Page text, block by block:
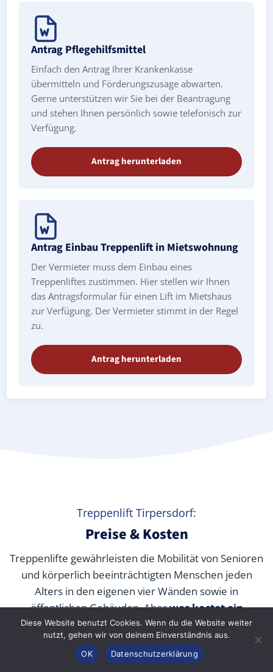
Antrag Pflegehilfsmittel
Einfach den Antrag Ihrer Krankenkasse
übermitteln und Förderungszusage abwarten.
Gerne unterstützen wir Sie bei der Beantragung
und stehen Ihnen persönlich sowie telefonisch zur
Verfügung.
Antrag herunterladen
Antrag Einbau Treppenlift in Mietswohnung
Der Vermieter muss dem Einbau eines
Treppenliftes zustimmen. Hier stellen wir Ihnen
das Antragsformular für einen Lift im Mietshaus
zur Verfügung. Der Vermieter stimmt in der Regel
zu.
Antrag herunterladen
Treppenlift Tirpersdorf:
Preise & Kosten
Treppenlifte gewährleisten die Mobilität von Senioren
und körperlich beeinträchtigten Menschen jeden
Alters in den eigenen vier Wänden sowie in
öffentlichen Gebäuden. Aberwas kostet ein
Treppenlift wirklich? Wir verraten Ihnen die
durchschnittlichen Preise unserer Fachpartner je nach
Modell und wie Sie die Kosten durch Zuschüsse,
Konfigurator
Diese Website benutzt Cookies. Wenn du die Website weiter
nutzt, gehen wir von deinem Einverständnis aus.
OK
Datenschutzerklärung